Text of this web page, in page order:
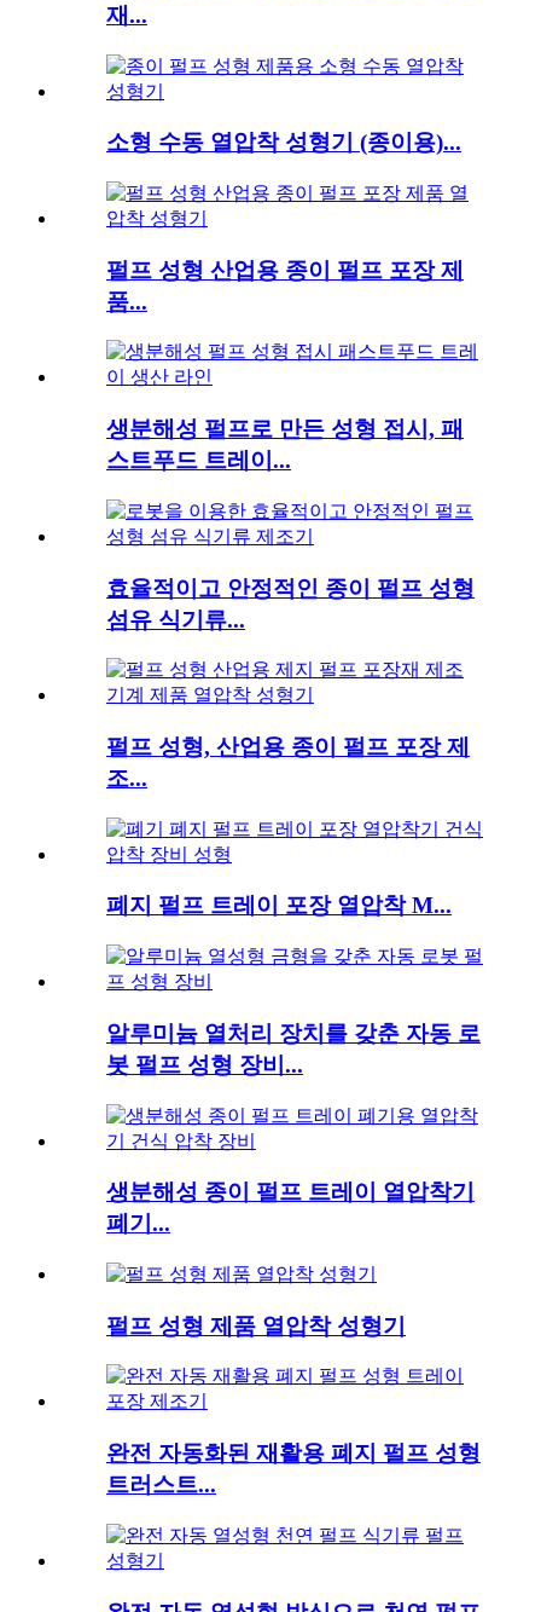
재...
소형 수동 열압착 성형기 (종이용)...
펄프 성형 산업용 종이 펄프 포장 제
품...
생분해성 펄프로 만든 성형 접시, 패
스트푸드 트레이...
효율적이고 안정적인 종이 펄프 성형
섬유 식기류...
펄프 성형, 산업용 종이 펄프 포장 제
조...
폐지 펄프 트레이 포장 열압착 M...
알루미늄 열처리 장치를 갖춘 자동 로
봇 펄프 성형 장비...
생분해성 종이 펄프 트레이 열압착기
폐기...
펄프 성형 제품 열압착 성형기
완전 자동화된 재활용 폐지 펄프 성형
트러스트...